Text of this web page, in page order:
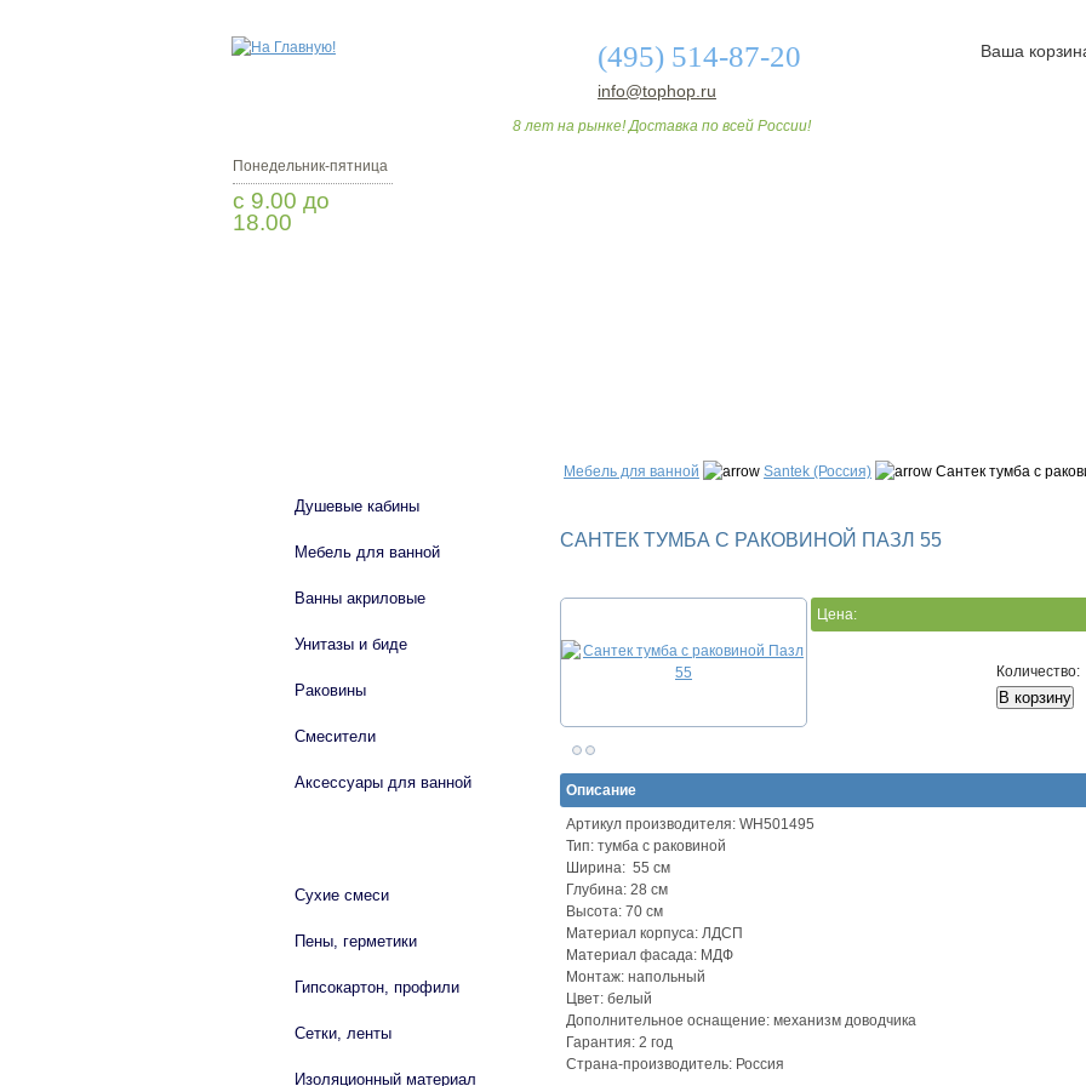
(495) 514-87-20
info@tophop.ru
8 лет на рынке! Доставка по всей России!
Ваша
Понедельник-пятница
с 9.00 до
18.00
Мебель для ванной Santek (Россия) Сантек тумба с
САНТЕК ТУМБА С РАКОВИНОЙ ПАЗЛ 55
Цена:
Количество:
Описание
Артикул производителя: WH501495
Тип: тумба с раковиной
Ширина: 55 см
Глубина: 28 см
Высота: 70 см
Материал корпуса: ЛДСП
Материал фасада: МДФ
Монтаж: напольный
Цвет: белый
Дополнительное оснащение: механизм доводчика
Гарантия: 2 год
Страна-производитель: Россия
Душевые кабины
Мебель для ванной
Ванны акриловые
Унитазы и биде
Раковины
Смесители
Аксессуары для ванной
Сухие смеси
Пены, герметики
Гипсокартон, профили
Сетки, ленты
Изоляционный материал